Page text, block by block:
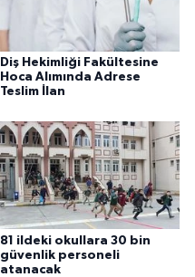
Diş Hekimliği Fakültesine
Hoca Alımında Adrese
Teslim İlan
81 ildeki okullara 30 bin
güvenlik personeli
atanacak